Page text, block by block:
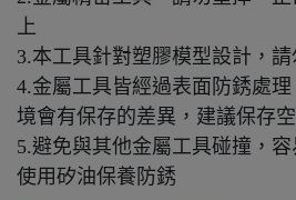
上
3.本工具針對塑膠模型設計，
4.金屬工具皆經過表面防銹處
境會有保存的差異，建議保存
5.避免與其他金屬工具碰撞，
使用矽油保養防銹